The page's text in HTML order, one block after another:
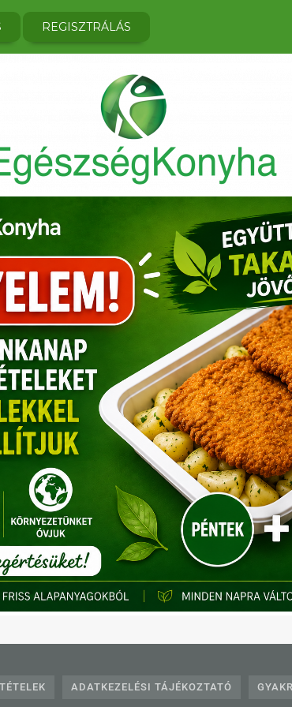
REGISZTRÁLÁS
LAST MINUTE PONTOK
GYŰJTSE ÖN IS
CÉGÜNK
BEMUTATKOZUNK
ügyfélszolgálat:+36703331360,
E-mail:info@egeszsegkonyha.hu
ADATKEZELÉSI TÁJÉKOZTATÓ